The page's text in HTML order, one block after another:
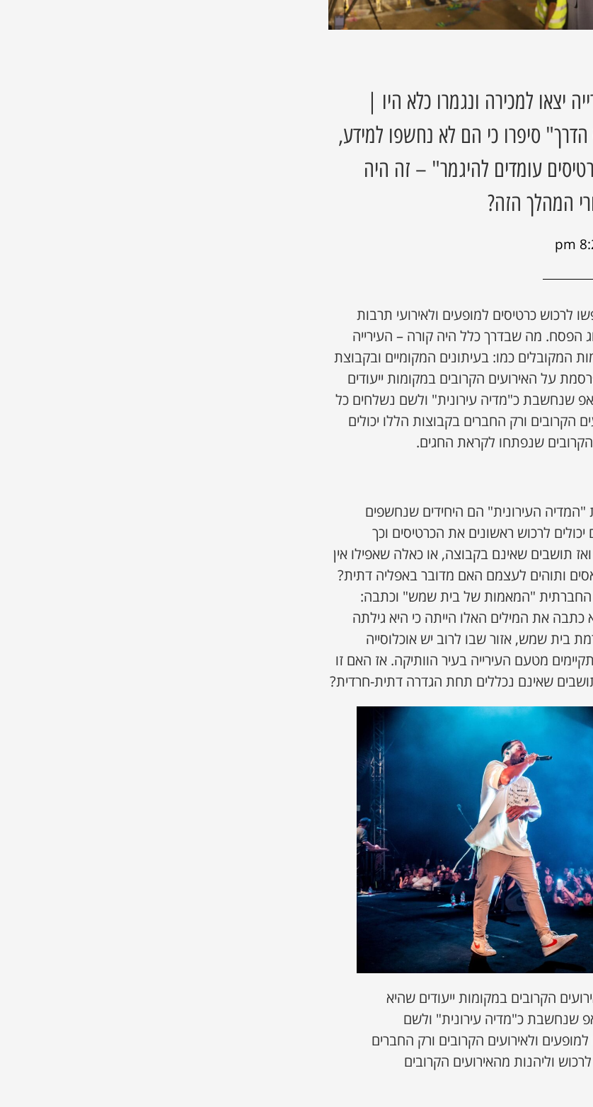
יצאו למכירה ונגמרו כלא היו |
סיפרו כי הם לא נחשפו למידע,
עומדים להיגמר" – זה היה
המהלך הזה?
לרכוש כרטיסים למופעים ולאירועי תרבות
הפסח. מה שבדרך כלל היה קורה – העירייה
המקובלים כמו: בעיתונים המקומיים ובקבוצת
על האירועים הקרובים במקומות ייעודים
שנחשבת כ"מדיה עירונית" ולשם נשלחים כל
הקרובים ורק החברים בקבוצות הללו יכולים
הקרובים שנפתחו לקראת החגים.
העירונית" הם היחידים שנחשפים
יכולים לרכוש ראשונים את הכרטיסים וכך
תושבים שאינם בקבוצה, או כאלה שאפילו אין
ותוהים לעצמם האם מדובר באפליה דתית?
"המאמות של בית שמש" וכתבה:
את המילים האלו הייתה כי היא גילתה
בית שמש, אזור שבו לרוב יש אוכלוסייה
מטעם העירייה בעיר הוותיקה. אז האם זו
שאינם נכללים תחת הגדרה דתית-חרדית?
הקרובים במקומות ייעודים שהיא
שנחשבת כ"מדיה עירונית" ולשם
ולאירועים הקרובים ורק החברים
וליהנות מהאירועים הקרובים